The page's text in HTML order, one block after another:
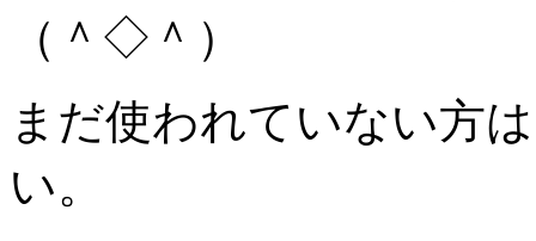
（＾◇＾）
まだ使われていない方
い。